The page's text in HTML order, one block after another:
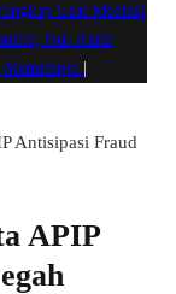
Usai Mediasi
Nur Alam
Memimpin
Antisipasi Fraud
APIP